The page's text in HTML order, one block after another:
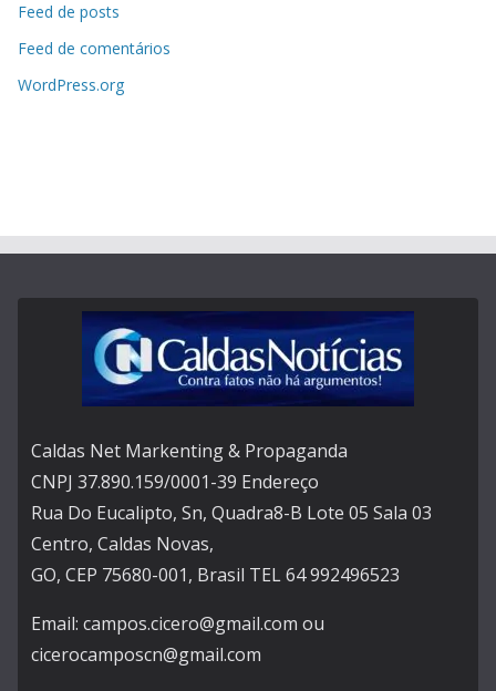
Feed de posts
Feed de comentários
WordPress.org
Caldas Net Markenting & Propaganda
CNPJ 37.890.159/0001-39 Endereço
Rua Do Eucalipto, Sn, Quadra8-B Lote 05 Sala 03
Centro, Caldas Novas,
GO, CEP 75680-001, Brasil TEL 64 992496523
Email: campos.cicero@gmail.com ou
cicerocamposcn@gmail.com